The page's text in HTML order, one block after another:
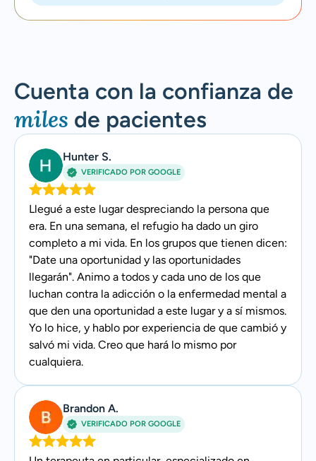
Cuenta con la confianza de
miles de pacientes
Hunter S.
VERIFICADO POR GOOGLE
Llegué a este lugar despreciando la persona que
era. En una semana, el refugio ha dado un giro
completo a mi vida. En los grupos que tienen dicen:
"Date una oportunidad y las oportunidades
llegarán". Animo a todos y cada uno de los que
luchan contra la adicción o la enfermedad mental a
que den una oportunidad a este lugar y a sí mismos.
Yo lo hice, y hablo por experiencia de que cambió y
salvó mi vida. Creo que hará lo mismo por
cualquiera.
Brandon A.
VERIFICADO POR GOOGLE